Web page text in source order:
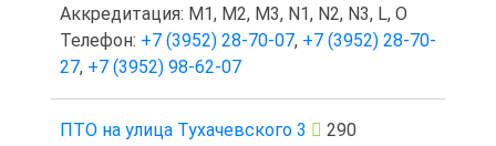
Аккредитация: M1, M2, M3, N1, N2, N3, L, O
Телефон: +7 (3952) 28-70-07, +7 (3952) 28-70-
27, +7 (3952) 98-62-07
ПТО на улица Тухачевского 3
290